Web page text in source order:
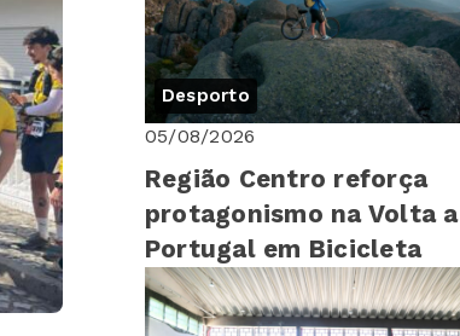
Desporto
05/08/2026
Região Centro reforça
protagonismo na Volta a
Portugal em Bicicleta